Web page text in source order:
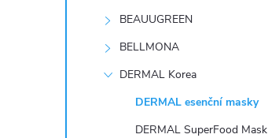
BEAUUGREEN
BELLMONA
DERMAL Korea
DERMAL esenční masky
DERMAL SuperFood Mask